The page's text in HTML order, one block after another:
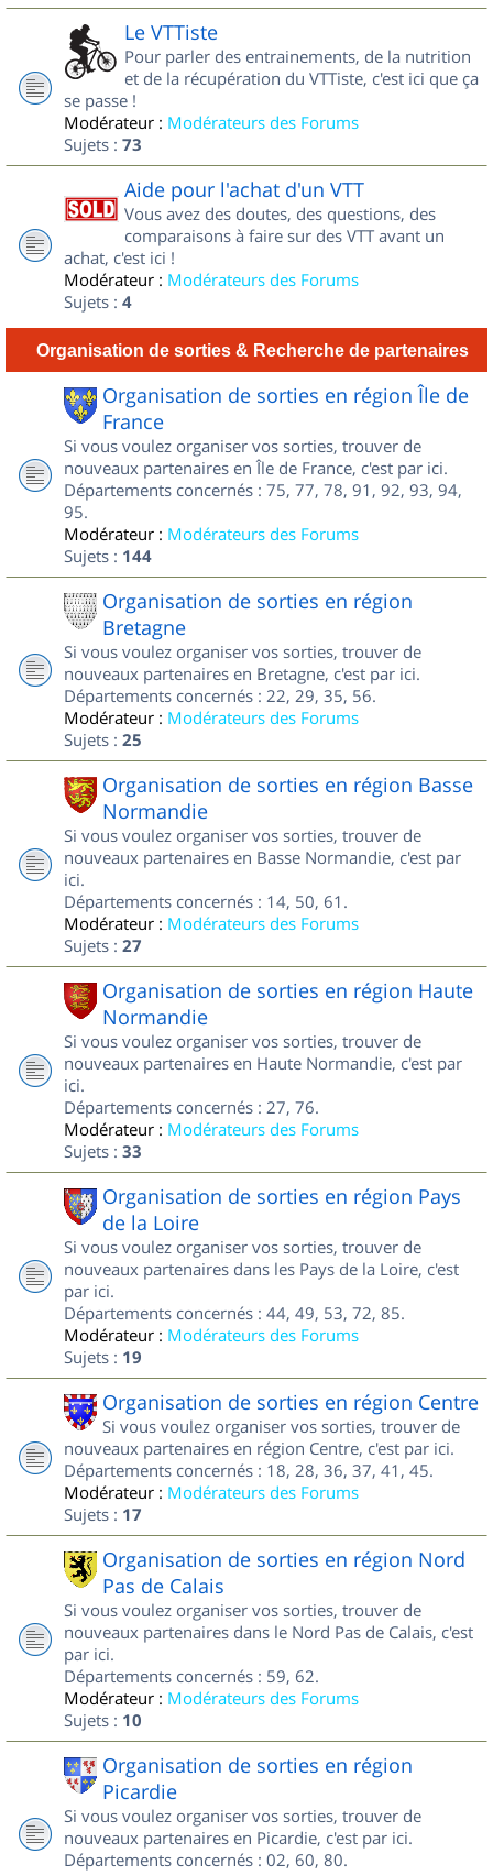
Le VTTiste
Pour parler des entrainements, de la nutrition
et de la récupération du VTTiste, c'est ici que ça
se passe !
Modérateur : Modérateurs des Forums
Sujets : 73
Aide pour l'achat d'un VTT
Vous avez des doutes, des questions, des
comparaisons à faire sur des VTT avant un
achat, c'est ici !
Modérateur : Modérateurs des Forums
Sujets : 4
Organisation de sorties & Recherche de partenaires
Organisation de sorties en région Île de
France
Si vous voulez organiser vos sorties, trouver de
nouveaux partenaires en Île de France, c'est par ici.
Départements concernés : 75, 77, 78, 91, 92, 93, 94,
95.
Modérateur : Modérateurs des Forums
Sujets : 144
Organisation de sorties en région
Bretagne
Si vous voulez organiser vos sorties, trouver de
nouveaux partenaires en Bretagne, c'est par ici.
Départements concernés : 22, 29, 35, 56.
Modérateur : Modérateurs des Forums
Sujets : 25
Organisation de sorties en région Basse
Normandie
Si vous voulez organiser vos sorties, trouver de
nouveaux partenaires en Basse Normandie, c'est par
ici.
Départements concernés : 14, 50, 61.
Modérateur : Modérateurs des Forums
Sujets : 27
Organisation de sorties en région Haute
Normandie
Si vous voulez organiser vos sorties, trouver de
nouveaux partenaires en Haute Normandie, c'est par
ici.
Départements concernés : 27, 76.
Modérateur : Modérateurs des Forums
Sujets : 33
Organisation de sorties en région Pays
de la Loire
Si vous voulez organiser vos sorties, trouver de
nouveaux partenaires dans les Pays de la Loire, c'est
par ici.
Départements concernés : 44, 49, 53, 72, 85.
Modérateur : Modérateurs des Forums
Sujets : 19
Organisation de sorties en région Centre
Si vous voulez organiser vos sorties, trouver de
nouveaux partenaires en région Centre, c'est par ici.
Départements concernés : 18, 28, 36, 37, 41, 45.
Modérateur : Modérateurs des Forums
Sujets : 17
Organisation de sorties en région Nord
Pas de Calais
Si vous voulez organiser vos sorties, trouver de
nouveaux partenaires dans le Nord Pas de Calais, c'est
par ici.
Départements concernés : 59, 62.
Modérateur : Modérateurs des Forums
Sujets : 10
Organisation de sorties en région
Picardie
Si vous voulez organiser vos sorties, trouver de
nouveaux partenaires en Picardie, c'est par ici.
Départements concernés : 02, 60, 80.